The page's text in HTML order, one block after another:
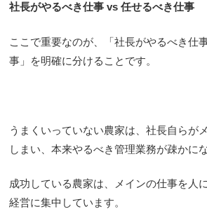
社長がやるべき仕事 vs 任せるべき仕事
ここで重要なのが、「社長がやるべき仕
事」を明確に分けることです。
うまくいっていない農家は、社長自らが
しまい、本来やるべき管理業務が疎かに
成功している農家は、メインの仕事を人
経営に集中しています。